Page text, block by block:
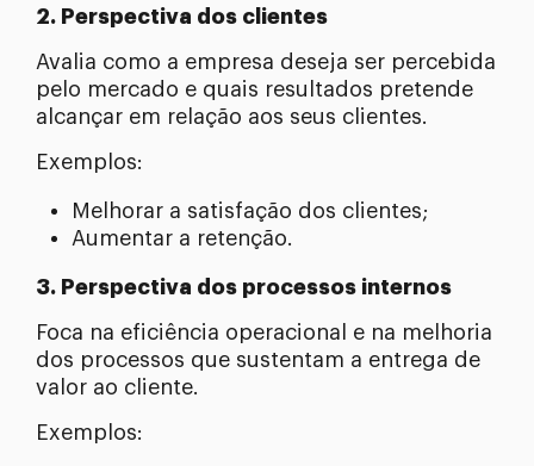
2. Perspectiva dos clientes
Avalia como a empresa deseja ser percebida
pelo mercado e quais resultados pretende
alcançar em relação aos seus clientes.
Exemplos:
Melhorar a satisfação dos clientes;
Aumentar a retenção.
3. Perspectiva dos processos internos
Foca na eficiência operacional e na melhoria
dos processos que sustentam a entrega de
valor ao cliente.
Exemplos: